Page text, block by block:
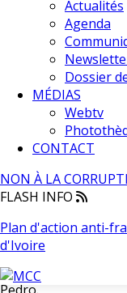
Actualités
Agenda
Dossier
MÉDIAS
Webtv
CONTACT
NON À LA
FLASH INFO
Plan d'action anti-
d'Ivoire
Bouaké et San
l’acquisition des
En savoir plus
a pour objectif
formation pour
productif dans les